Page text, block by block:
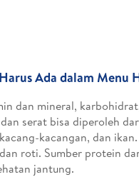
Ada dalam Menu
dan mineral,
serat bisa diperoleh
kacangan, dan
roti. Sumber protein
jantung.